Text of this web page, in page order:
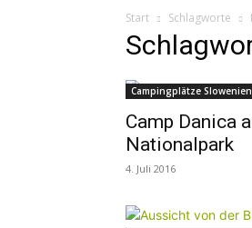
Start Schlagworte
Campingplätze Slowenien
Camp Danica
Nationalpark
4. Juli 2016